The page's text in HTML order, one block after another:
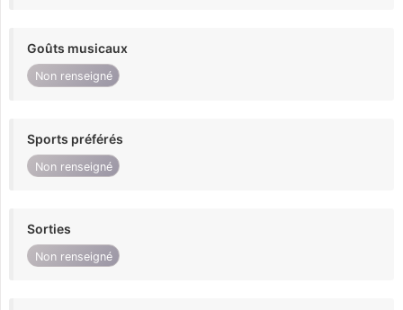
Goûts musicaux
Non renseigné
Sports préférés
Non renseigné
Sorties
Non renseigné